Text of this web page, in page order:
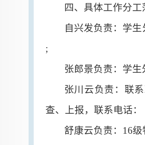
四、具体工作分工
自兴发负责： 学生
;
张郎景负责： 学生
张川云负责：联
查、上报，联系电话：
舒康云负责： 16